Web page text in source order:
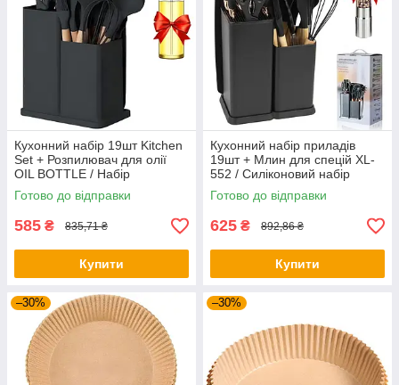
Кухонний набір 19шт Kitchen
Set + Розпилювач для олії
OIL BOTTLE / Набір
кухонного приладдя
Готово до відправки
585 ₴ 835,71 ₴
Купити
Кухонний набір приладів
19шт + Млин для спецій XL-
552 / Силіконовий набір
кухонного приладдя
Готово до відправки
625 ₴ 892,86 ₴
Купити
–30% –30%